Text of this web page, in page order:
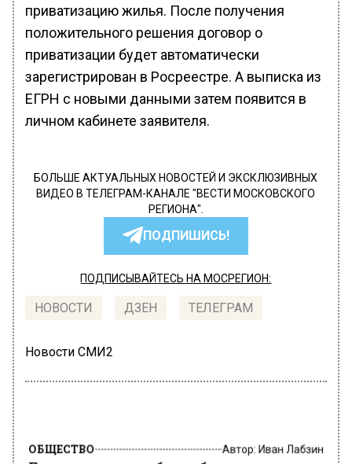
приватизацию жилья. После получения
положительного решения договор о
приватизации будет автоматически
зарегистрирован в Росреестре. А выписка из
ЕГРН с новыми данными затем появится в
личном кабинете заявителя.
БОЛЬШЕ АКТУАЛЬНЫХ НОВОСТЕЙ И ЭКСКЛЮЗИВНЫХ
ВИДЕО В ТЕЛЕГРАМ-КАНАЛЕ "ВЕСТИ МОСКОВСКОГО
РЕГИОНА".
ПОДПИШИСЬ!
ПОДПИСЫВАЙТЕСЬ НА МОСРЕГИОН:
НОВОСТИ ДЗЕН ТЕЛЕГРАМ
Новости СМИ2
Городские службы работают в